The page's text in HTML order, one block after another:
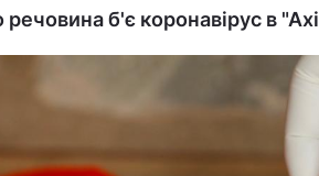
б'є коронавірус в